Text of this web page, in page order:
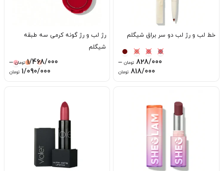
خط لب و رژ لب دو سر براق شیگلم
828/000 تومان –
818/000 تومانPrice
رژ لب و رژ گونه کرمی سه طبقه
شیگلم
1/468/000 تومان –
1/090/000 تومان